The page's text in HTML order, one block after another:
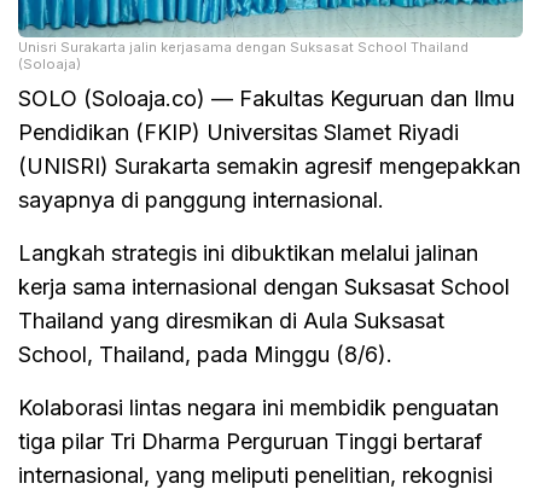
Unisri Surakarta jalin kerjasama dengan Suksasat School Thailand
(Soloaja)
SOLO (Soloaja.co) — Fakultas Keguruan dan Ilmu
Pendidikan (FKIP) Universitas Slamet Riyadi
(UNISRI) Surakarta semakin agresif mengepakkan
sayapnya di panggung internasional.
Langkah strategis ini dibuktikan melalui jalinan
kerja sama internasional dengan Suksasat School
Thailand yang diresmikan di Aula Suksasat
School, Thailand, pada Minggu (8/6).
Kolaborasi lintas negara ini membidik penguatan
tiga pilar Tri Dharma Perguruan Tinggi bertaraf
internasional, yang meliputi penelitian, rekognisi